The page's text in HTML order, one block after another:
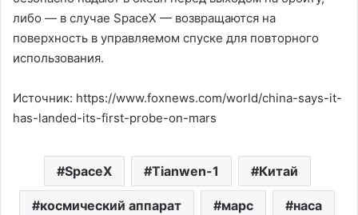
либо — в случае SpaceX — возвращаются на
поверхность в управляемом спуске для повторного
использования.
Источник: https://www.foxnews.com/world/china-says-it-
has-landed-its-first-probe-on-mars
SpaceX Tianwen-1 Китай
космический аппарат марс наса